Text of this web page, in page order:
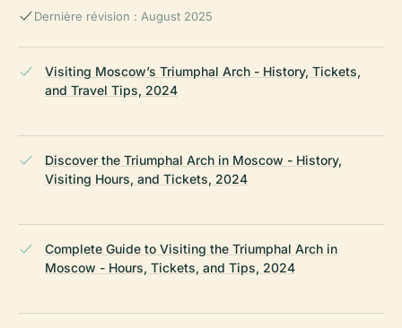
Dernière révision : August 2025
Visiting Moscow’s Triumphal Arch - History, Tickets,
and Travel Tips, 2024
Discover the Triumphal Arch in Moscow - History,
Visiting Hours, and Tickets, 2024
Complete Guide to Visiting the Triumphal Arch in
Moscow - Hours, Tickets, and Tips, 2024